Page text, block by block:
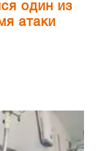
один из
атаки